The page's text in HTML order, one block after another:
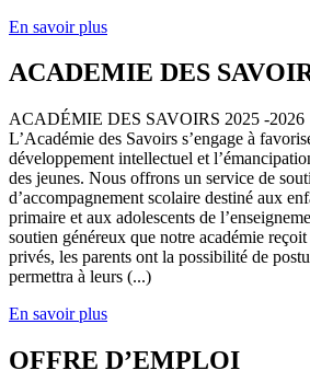
En savoir plus
ACADEMIE DES
ACADÉMIE DES SAVOIRS 2025 -2026
L’Académie des Savoirs s’engage à
développement intellectuel et
des jeunes. Nous offrons un service de
d’accompagnement scolaire destiné aux
primaire et aux adolescents de
soutien généreux que notre académie
privés, les parents ont la possibilité de
permettra à leurs (...)
En savoir plus
OFFRE D’EMPLOI